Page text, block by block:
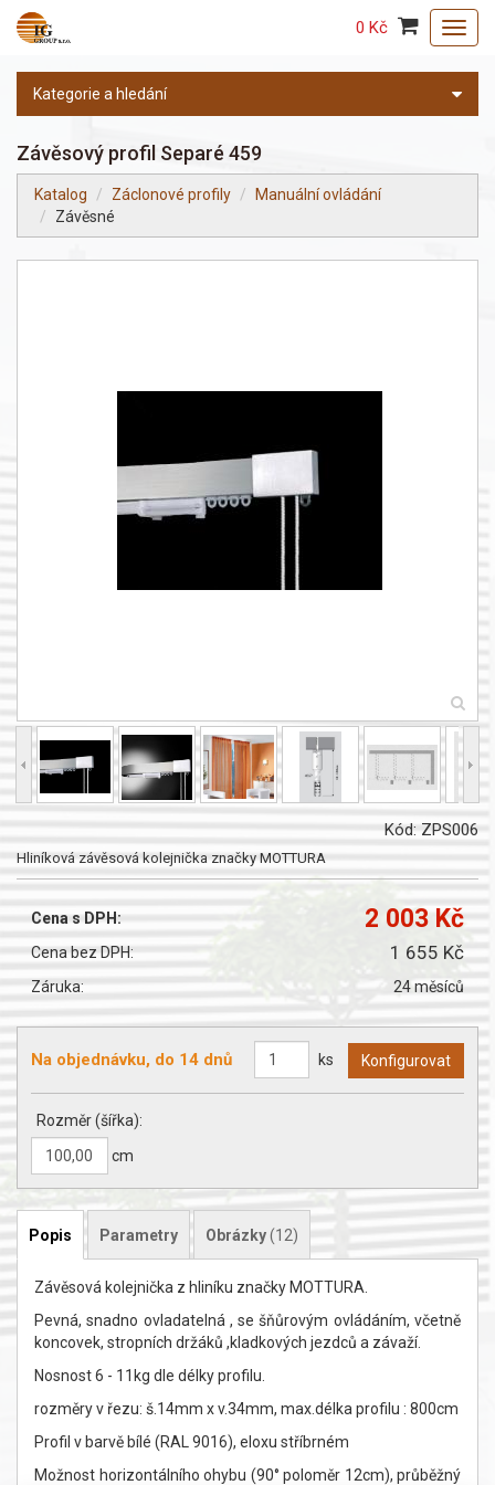
0 Kč
Kategorie a hledání
Závěsový profil Separé 459
Katalog Záclonové profily
Manuální ovládání
Závěsné
Kód: ZPS006
Hliníková závěsová kolejnička značky MOTTURA
Cena s DPH: 2 003 Kč
Cena bez DPH: 1 655 Kč
Záruka: 24 měsíců
Na objednávku, do 14 dnů ks
Rozměr (šířka):
cm
Popis Parametry Obrázky(12)
Závěsová kolejnička z hliníku značky MOTTURA.
Pevná, snadno ovladatelná , se šňůrovým ovládáním, včetně
koncovek, stropních držáků ,kladkových jezdců a závaží.
Nosnost 6 - 11kg dle délky profilu.
rozměry v řezu: š.14mm x v.34mm, max.délka profilu : 800cm
Profil v barvě bílé (RAL 9016), eloxu stříbrném
Možnost horizontálního ohybu (90° poloměr 12cm), průběžný